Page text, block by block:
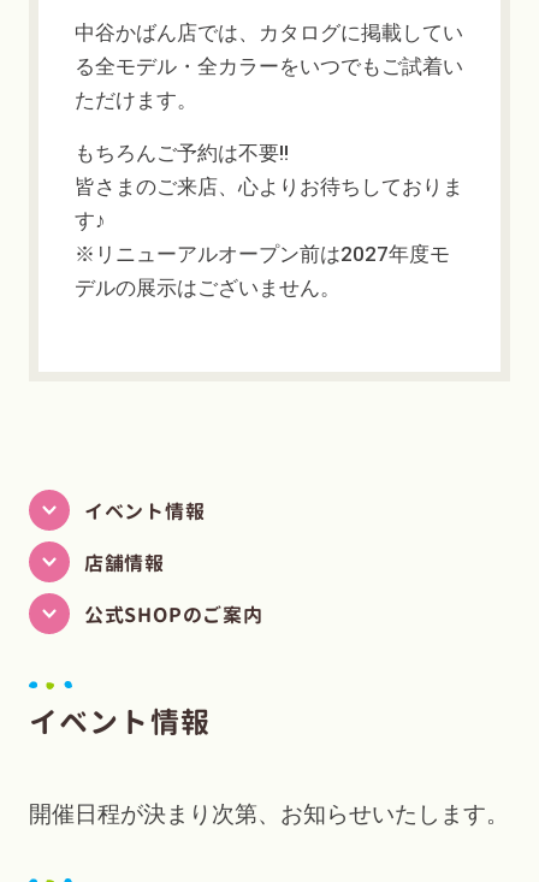
中谷かばん店では、カタログに掲載してい
る全モデル・全カラーをいつでもご試着い
ただけます。
もちろんご予約は不要!!
皆さまのご来店、心よりお待ちしておりま
す♪
※リニューアルオープン前は2027年度モ
デルの展示はございません。
イベント情報
店舗情報
公式SHOPのご案内
イベント情報
開催日程が決まり次第、お知らせいたします。